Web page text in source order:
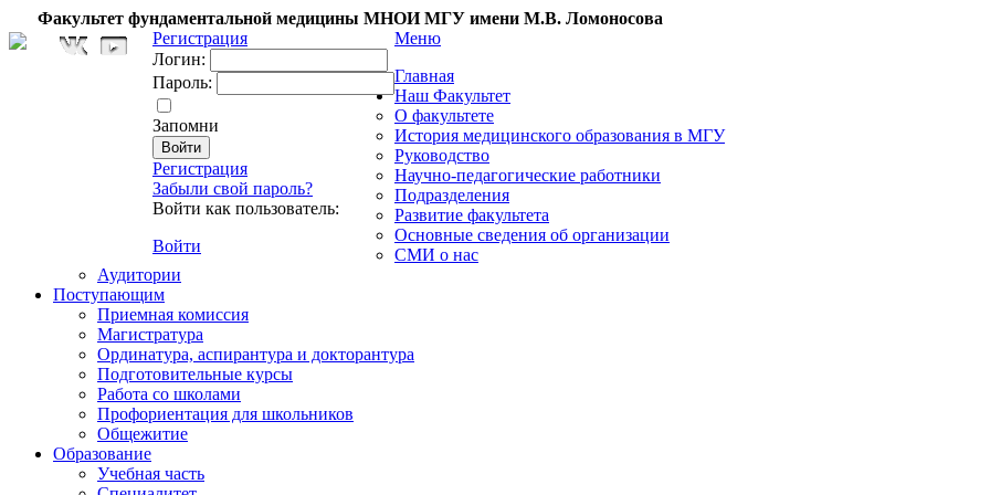
Факультет фундаментальной медицины МНОИ МГУ имени М.В. Ломоносова
Регистрация
Логин:
Пароль:
Запомни
Регистрация
Забыли свой пароль?
Войти как пользователь:
Войти
Меню
Главная
Наш Факультет
О факультете
История медицинского образования в МГУ
Руководство
Научно-педагогические работники
Подразделения
Развитие факультета
Основные сведения об организации
СМИ о нас
Аудитории
Поступающим
Приемная комиссия
Магистратура
Ординатура, аспирантура и докторантура
Подготовительные курсы
Работа со школами
Профориентация для школьников
Общежитие
Образование
Учебная часть